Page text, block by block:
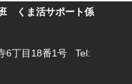
くま活サポート係
6丁目18番1号 Tel: